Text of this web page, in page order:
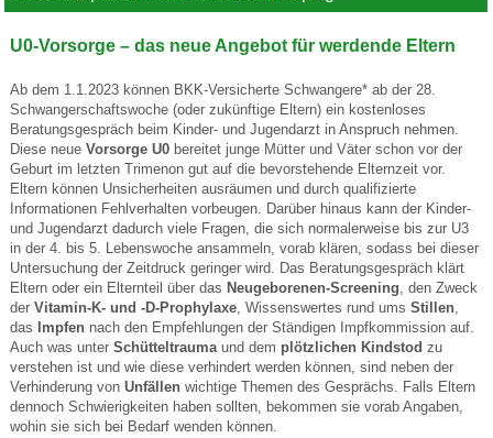
U0-Vorsorge – das neue Angebot für werdende Eltern
Ab dem 1.1.2023 können BKK-Versicherte Schwangere* ab der 28.
Schwangerschaftswoche (oder zukünftige Eltern) ein kostenloses
Beratungsgespräch beim Kinder- und Jugendarzt in Anspruch nehmen.
Diese neue Vorsorge U0bereitet junge Mütter und Väter schon vor der
Geburt im letzten Trimenon gut auf die bevorstehende Elternzeit vor.
Eltern können Unsicherheiten ausräumen und durch qualifizierte
Informationen Fehlverhalten vorbeugen. Darüber hinaus kann der Kinder-
und Jugendarzt dadurch viele Fragen, die sich normalerweise bis zur U3
in der 4. bis 5. Lebenswoche ansammeln, vorab klären, sodass bei dieser
Untersuchung der Zeitdruck geringer wird. Das Beratungsgespräch klärt
Eltern oder ein Elternteil über das Neugeborenen-Screening , den Zweck
der Vitamin-K- und -D-Prophylaxe, Wissenswertes rund ums Stillen,
das
Impfennach den Empfehlungen der Ständigen Impfkommission auf.
Auch was unter Schütteltraumaund dem plötzlichen Kindstod zu
verstehen ist und wie diese verhindert werden können, sind neben der
Verhinderung von Unfällenwichtige Themen des Gesprächs. Falls Eltern
dennoch Schwierigkeiten haben sollten, bekommen sie vorab Angaben,
wohin sie sich bei Bedarf wenden können.